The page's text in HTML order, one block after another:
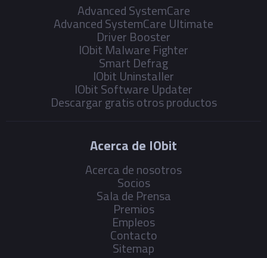
Advanced SystemCare
Advanced SystemCare Ultimate
Driver Booster
IObit Malware Fighter
Smart Defrag
IObit Uninstaller
IObit Software Updater
Descargar gratis otros productos
Acerca de IObit
Acerca de nosotros
Socios
Sala de Prensa
Premios
Empleos
Contacto
Sitemap